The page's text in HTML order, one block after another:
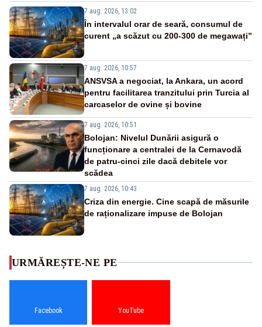
7 aug. 2026, 13:02
În intervalul orar de seară, consumul de
curent „a scăzut cu 200-300 de megawați”
7 aug. 2026, 10:57
ANSVSA a negociat, la Ankara, un acord
pentru facilitarea tranzitului prin Turcia al
carcaselor de ovine și bovine
7 aug. 2026, 10:51
Bolojan: Nivelul Dunării asigură o
funcționare a centralei de la Cernavodă
de patru-cinci zile dacă debitele vor
scădea
7 aug. 2026, 10:43
Criza din energie. Cine scapă de măsurile
de raționalizare impuse de Bolojan
URMĂREȘTE-NE PE
Facebook YouTube